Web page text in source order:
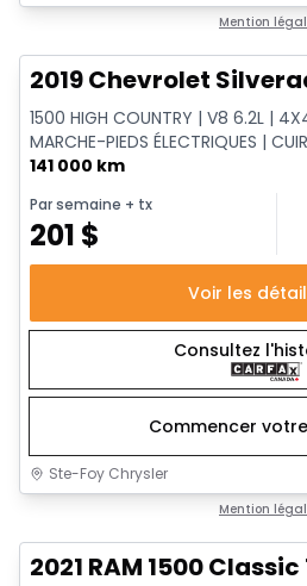
Mention
2019 Chevrolet
1500 HIGH COUNTRY | V8 6.2L |
MARCHE-PIEDS ÉLECTRIQUES |
141 000 km
Par semaine + tx
201 $
Voir les
Consultez
Commencer
Ste-Foy Chrysler
Mention
2021 RAM 1500